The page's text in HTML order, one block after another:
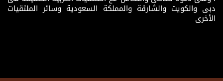
دبى والكويت والشارقة والمملكة السعودية وسائر الملتقيات
الأخرى